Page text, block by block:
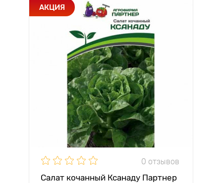
АКЦИЯ
0 отзывов
Салат кочанный Ксанаду Партнер